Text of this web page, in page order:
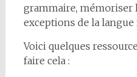
grammaire, mémoriser
exceptions de la langue
Voici quelques
faire cela :